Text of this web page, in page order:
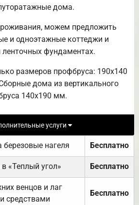
дома.
можем предложить
и одноэтажные коттеджи и
фундаментах.
размеров профбруса: 190х140
дома из вертикального
140х190 мм.
услуги
березовые нагеля Бесплатно
«Теплый угол» Бесплатно
венцов и лаг
средствами
Бесплатно